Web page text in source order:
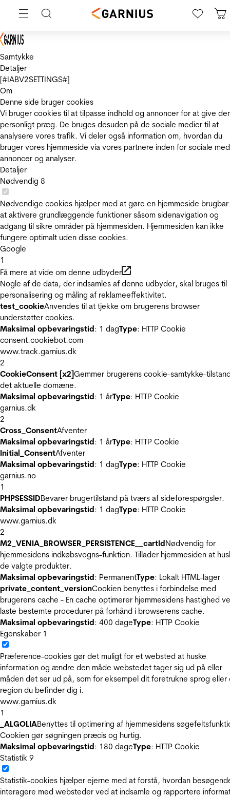
Samtykke
Detaljer
[#IABV2SETTINGS#]
Om
Denne side bruger cookies
Vi bruger cookies til at tilpasse indhold og annoncer for at give
personligt præg. De bruges desuden på de sociale medier til at
analysere vores trafik. Vi deler også information om, hvordan du
bruger vores hjemmeside via vores partnere inden for sociale
annoncer og analyser.
Detaljer
Nødvendig 8
Nødvendige cookies hjælper med at gøre en hjemmeside
at aktivere grundlæggende funktioner såsom sidenavigation og
adgang til sikre områder på hjemmesiden. Hjemmesiden kan ikke
fungere optimalt uden disse cookies.
Google
1
Få mere at vide om denne udbyder
Nogle af de data, der indsamles af denne udbyder, skal bruges til
personalisering og måling af reklameeffektivitet.
test_cookieAnvendes til at tjekke om brugerens browser
understøtter cookies.
Maksimal opbevaringstid: 1 dagType: HTTP Cookie
consent.cookiebot.com
www.track.garnius.dk
2
CookieConsent [x2]Gemmer brugerens cookie-samtykke-
det aktuelle domæne.
Maksimal opbevaringstid: 1 årType: HTTP Cookie
garnius.dk
2
Cross_ConsentAfventer
Maksimal opbevaringstid: 1 årType: HTTP Cookie
Initial_ConsentAfventer
Maksimal opbevaringstid: 1 dagType: HTTP Cookie
garnius.no
1
PHPSESSIDBevarer brugertilstand på tværs af sideforespørgsler.
Maksimal opbevaringstid: 1 dagType: HTTP Cookie
www.garnius.dk
2
M2_VENIA_BROWSER_PERSISTENCE__cartIdNødvendig for
hjemmesidens indkøbsvogns-funktion. Tillader hjemmesiden at
de valgte produkter.
Maksimal opbevaringstid: PermanentType: Lokalt HTML-lager
private_content_versionCookien benyttes i forbindelse med
brugerens cache - En cache optimerer hjemmesidens hastighed
laste bestemte procedurer på forhånd i browserens cache.
Maksimal opbevaringstid: 400 dageType: HTTP Cookie
Egenskaber 1
Præference-cookies gør det muligt for et websted at huske
information og ændre den måde webstedet tager sig ud på eller
måden det ser ud på, som for eksempel dit foretrukne sprog eller
region du befinder dig i.
www.garnius.dk
1
_ALGOLIABenyttes til optimering af hjemmesidens
Cookien gør søgningen præcis og hurtig.
Maksimal opbevaringstid: 180 dageType: HTTP Cookie
Statistik 9
Statistik-cookies hjælper ejerne med at forstå, hvordan
interagere med websteder ved at indsamle og rapportere